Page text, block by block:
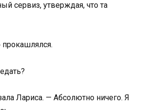
сервиз, утверждая, что та
прокашлялся.
Лариса. — Абсолютно ничего. Я